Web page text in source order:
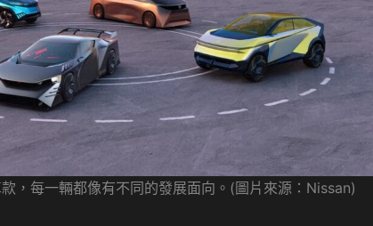
，每一輛都像有不同的發展面向。(圖片來源：Nissan)